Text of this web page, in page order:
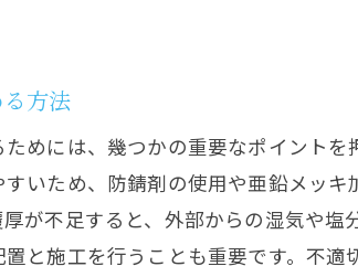
革新的な
未来を見
鉄筋工事のス
必要な資
方法
めには、幾つかの重要なポイント
いため、防錆剤の使用や亜鉛メッ
が不足すると、外部からの湿気や
と施工を行うことも重要です。不